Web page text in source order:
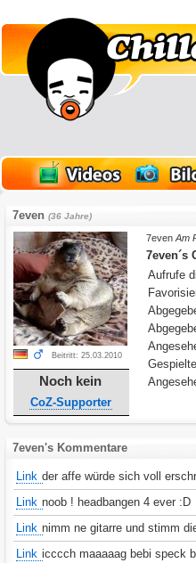
7even(36 Jahre)
Beitritt: 25.03.2010
Noch kein
CoZ-Supporter
7evenAm
7even´s
Aufrufe
7even's Kommentare
Link der affe würde sich voll
Link noob ! headbangen 4 ever :D
Link nimm ne gitarre und stimm
Link icccch maaaaag bebi speck